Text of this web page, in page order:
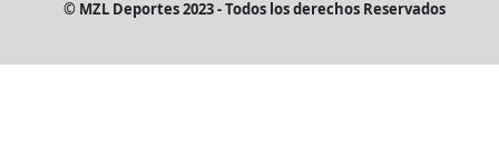
© MZL Deportes 2023 - Todos los derechos Reservados